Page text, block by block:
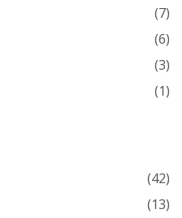
(7)
(6)
(3)
(1)
(42)
(13)